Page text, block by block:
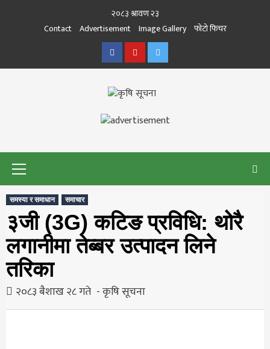
२०८३ श्रावण २३
Contact Advertisement Image Gallery फोटो फिचर
FacebookYoutubeTwitter
कृषि सूचना
KRISHISUCHANA
समस्या र समाधान समाचार
३जी (3G) कटिङ प्रविधि: थोरै
लगानीमा तेब्बर उत्पादन लिने
तरिका
२०८३ बैशाख २८ गते कृषि सूचना